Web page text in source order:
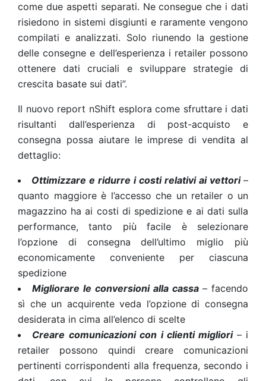
come due aspetti separati. Ne consegue che i dati
risiedono in sistemi disgiunti e raramente vengono
compilati e analizzati. Solo riunendo la gestione
delle consegne e dell’esperienza i retailer possono
ottenere dati cruciali e sviluppare strategie di
crescita basate sui dati”.
Il nuovo report nShift esplora come sfruttare i dati
risultanti dall’esperienza di post-acquisto e
consegna possa aiutare le imprese di vendita al
dettaglio:
Ottimizzare e ridurre i costi relativi ai vettori –
quanto maggiore è l’accesso che un retailer o un
magazzino ha ai costi di spedizione e ai dati sulla
performance, tanto più facile è selezionare
l’opzione di consegna dell’ultimo miglio più
economicamente conveniente per ciascuna
spedizione
Migliorare le conversioni alla cassa – facendo
sì che un acquirente veda l’opzione di consegna
desiderata in cima all’elenco di scelte
Creare comunicazioni con i clienti migliori – i
retailer possono quindi creare comunicazioni
pertinenti corrispondenti alla frequenza, secondo i